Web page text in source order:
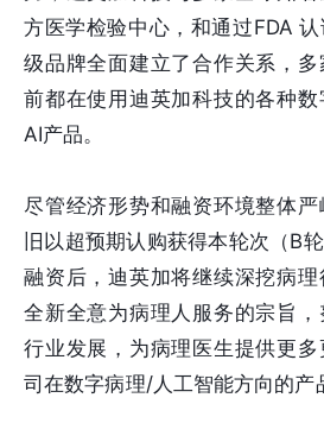
方医学检验中心，和通过FDA
级品牌全面建立了合作关系，
前都在使用迪英加科技的各种
AI产品。
尽管经济形势和融资环境整体
旧以超预期认购获得本轮次（B
融资后，迪英加将继续深挖病
全新全意为病理人服务的宗旨
行业发展，为病理医生提供更
司在数字病理/人工智能方向的产